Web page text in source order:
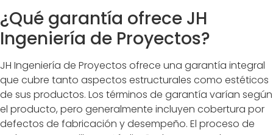
¿Qué garantía ofrece JH
Ingeniería de Proyectos?
JH Ingeniería de Proyectos ofrece una garantía integral
que cubre tanto aspectos estructurales como estéticos
de sus productos. Los términos de garantía varían según
el producto, pero generalmente incluyen cobertura por
defectos de fabricación y desempeño. El proceso de